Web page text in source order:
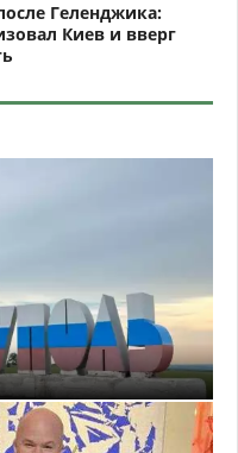
Геленджика:
Киев и вверг